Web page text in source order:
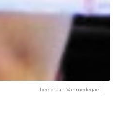
beeld: Jan Vanmedegael